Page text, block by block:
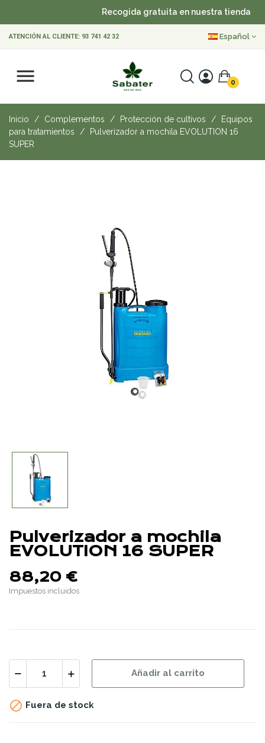
Recogida gratuita en nuestra tienda
ATENCIÓN AL CLIENTE: 93 741 42 32 Español
0
Inicio Complementos Protección de cultivos
Equipos
para tratamientos
Pulverizador a mochila EVOLUTION 16
SUPER
Pulverizador a mochila
EVOLUTION 16 SUPER
88,20 €
Impuestos incluidos
Añadir al carrito
 Fuera de stock